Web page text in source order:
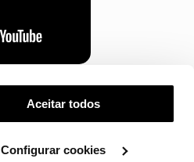
Aceitar todos
Configurar cookies